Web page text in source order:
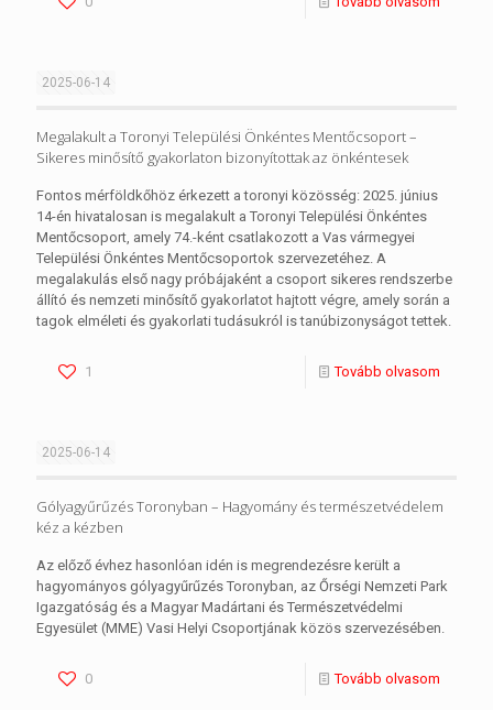
2025-06-14
Megalakult a Toronyi Települési Önkéntes Mentőcsoport –
Sikeres minősítő gyakorlaton bizonyítottak az önkéntesek
Fontos mérföldkőhöz érkezett a toronyi közösség: 2025. június
14-én hivatalosan is megalakult a Toronyi Települési Önkéntes
Mentőcsoport, amely 74.-ként csatlakozott a Vas vármegyei
Települési Önkéntes Mentőcsoportok szervezetéhez. A
megalakulás első nagy próbájaként a csoport sikeres rendszerbe
állító és nemzeti minősítő gyakorlatot hajtott végre, amely során a
tagok elméleti és gyakorlati tudásukról is tanúbizonyságot tettek.
1 Tovább olvasom
2025-06-14
Gólyagyűrűzés Toronyban – Hagyomány és természetvédelem
kéz a kézben
Az előző évhez hasonlóan idén is megrendezésre került a
hagyományos gólyagyűrűzés Toronyban, az Őrségi Nemzeti Park
Igazgatóság és a Magyar Madártani és Természetvédelmi
Egyesület (MME) Vasi Helyi Csoportjának közös szervezésében.
0 Tovább olvasom